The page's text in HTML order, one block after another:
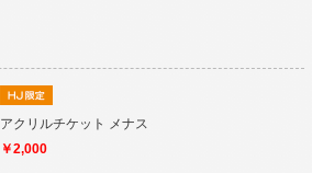
アクリルチケット メナス
￥2,000